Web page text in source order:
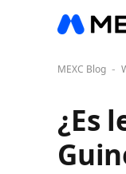
MEXC Blog -
¿Es